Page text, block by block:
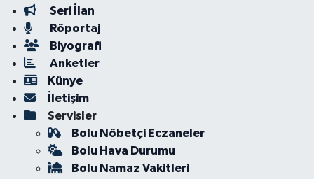
Seri İlan
Röportaj
Biyografi
Anketler
Künye
İletişim
Servisler
Bolu Nöbetçi Eczaneler
Bolu Hava Durumu
Bolu Namaz Vakitleri